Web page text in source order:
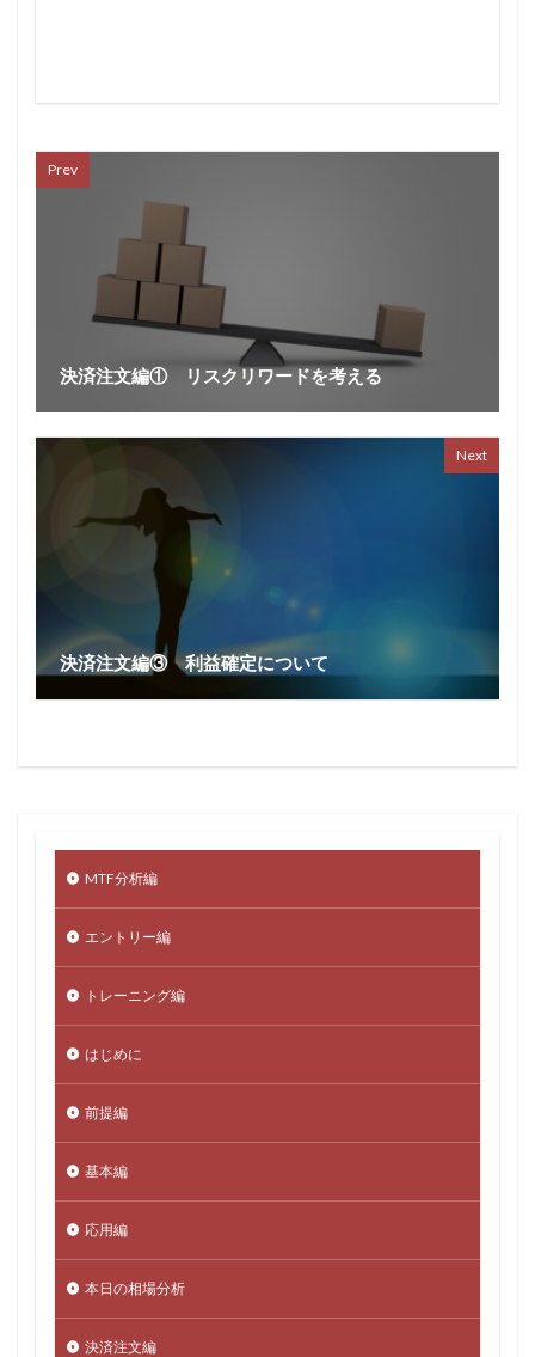
Prev
決済注文編① リスクリワードを考える
Next
決済注文編③ 利益確定について
MTF分析編
エントリー編
トレーニング編
はじめに
前提編
基本編
応用編
本日の相場分析
決済注文編